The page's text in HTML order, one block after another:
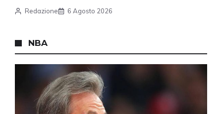
Redazione 6 Agosto 2026
NBA